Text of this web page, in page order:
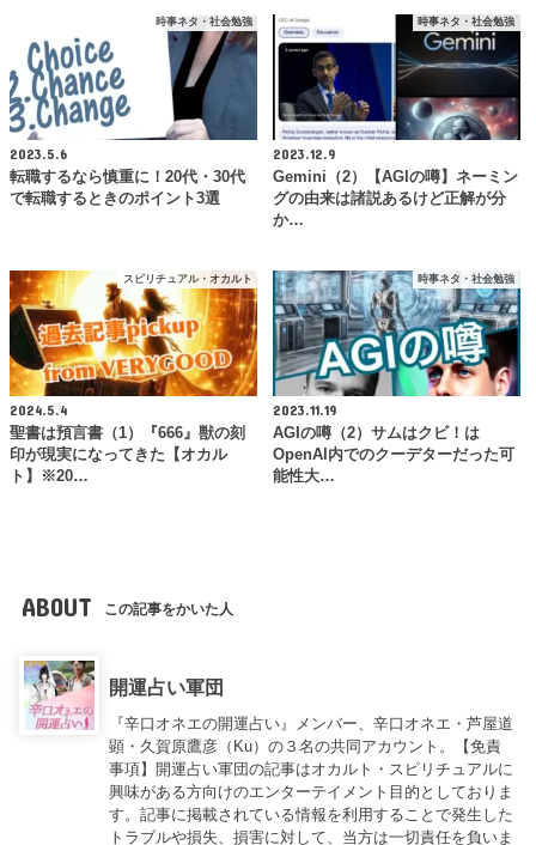
時事ネタ・社会勉強
2023.5.6
転職するなら慎重に！20代・30代
で転職するときのポイント3選
時事ネタ・社会勉強
2023.12.9
Gemini（2）【AGIの噂】ネーミン
グの由来は諸説あるけど正解が分
か…
スピリチュアル・オカルト
2024.5.4
聖書は預言書（1）『666』獣の刻
印が現実になってきた【オカル
ト】※20…
時事ネタ・社会勉強
2023.11.19
AGIの噂（2）サムはクビ！は
OpenAI内でのクーデターだった可
能性大…
ABOUT この記事をかいた人
開運占い軍団
『辛口オネエの開運占い』メンバー、辛口オネエ・芦屋道
顕・久賀原鷹彦（Ku）の３名の共同アカウント。【免責
事項】開運占い軍団の記事はオカルト・スピリチュアルに
興味がある方向けのエンターテイメント目的としておりま
す。記事に掲載されている情報を利用することで発生した
トラブルや損失、損害に対して、当方は一切責任を負いま